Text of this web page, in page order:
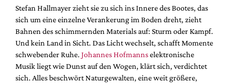
Stefan Hallmayer zieht sie zu sich ins Innere des Bootes, das
sich um eine einzelne Verankerung im Boden dreht, zieht
Bahnen des schimmernden Materials auf: Sturm oder Kampf.
Und kein Land in Sicht. Das Licht wechselt, schafft Momente
schwebender Ruhe. Johannes Hofmannselektronische
Musik liegt wie Dunst auf den Wogen, klärt sich, verdichtet
sich. Alles beschwört Naturgewalten, eine weit größere,